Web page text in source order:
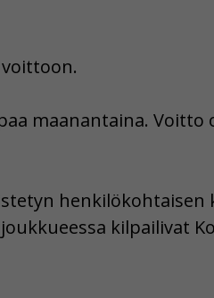
maanantaina. Voitto
henkilökohtaisen
kilpailivat